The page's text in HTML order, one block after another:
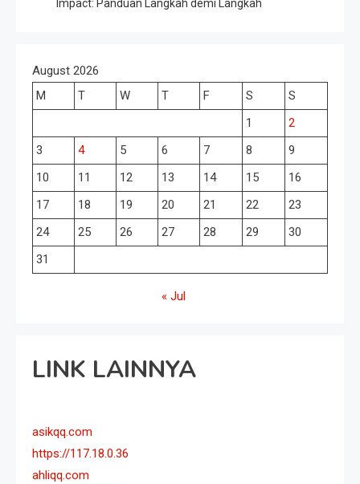
Impact: Panduan Langkah demi Langkah
August 2026
M
T W T F S
S
1
2
3
4 5 6 7 8
9
10
11 12 13 14 15
16
17
18 19 20 21 22
23
24
25 26 27 28 29
30
31
« Jul
LINK LAINNYA
asikqq.com
https://117.18.0.36
ahliqq.com